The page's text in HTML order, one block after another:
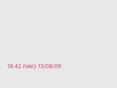
13/08/09 בשעה 18:42